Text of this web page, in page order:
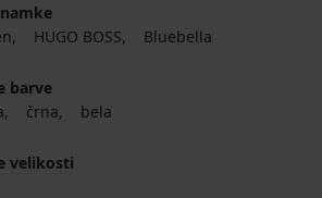
HUGO BOSS Bluebella
barve
črna bela
velikosti